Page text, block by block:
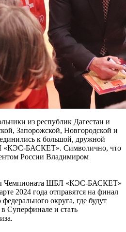
из республик Дагестан и
Запорожской, Новгородской и
к большой, дружной
«КЭС-БАСКЕТ». Символично, что
России Владимиром
Чемпионата ШБЛ «КЭС-БАСКЕТ»
2024 года отправятся на финал
округа, где будут
в Суперфинале и стать